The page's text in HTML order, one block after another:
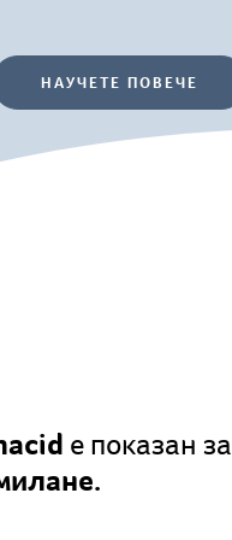
НАУЧЕТЕ ПОВЕЧЕ
е показан за